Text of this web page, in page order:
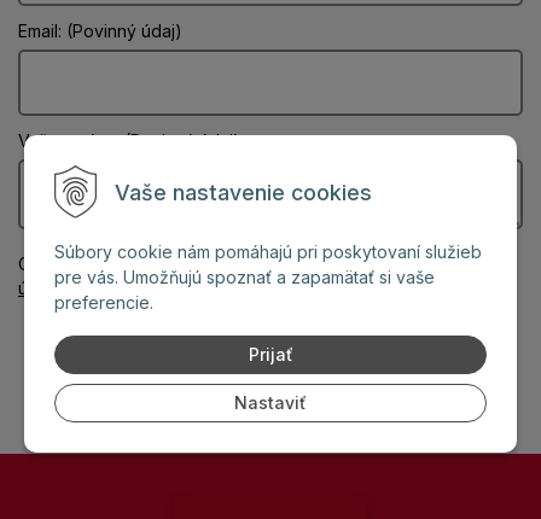
Vaše nastavenie cookies
Súbory cookie nám pomáhajú pri poskytovaní služieb
pre vás. Umožňujú spoznať a zapamätať si vaše
preferencie.
Prijať
Nastaviť
Email: (Povinný údaj)
Vaša správa: (Povinný údaj)
Odoslaním formulára súhlasíteso spracovaním osobných
údajov .